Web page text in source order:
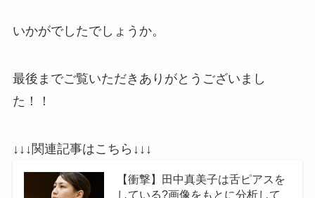
いかがでしたでしょうか。
最後までご覧いただきありがとうございまし
た！！
↓↓↓関連記事はこちら↓↓↓
【衝撃】田中真美子は舌ピアスを
している?画像をもとに分析して